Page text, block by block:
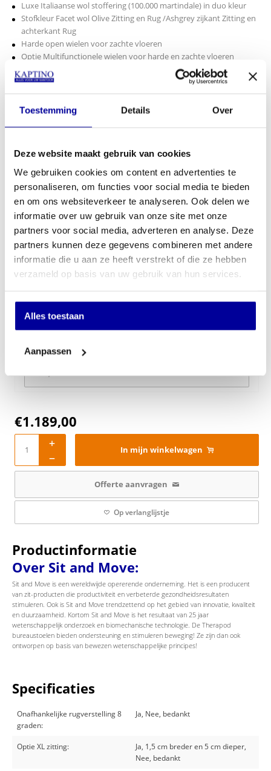
Toestemming Details Over
Deze website maakt gebruik van cookies
We gebruiken cookies om content en advertenties te
personaliseren, om functies voor social media te bieden
en om ons websiteverkeer te analyseren. Ook delen we
informatie over uw gebruik van onze site met onze
partners voor social media, adverteren en analyse. Deze
partners kunnen deze gegevens combineren met andere
informatie die u aan ze heeft verstrekt of die ze hebben
verzameld op basis van uw gebruik van hun services.
Alles toestaan
Aanpassen
Luxe Italiaanse wol stoffering (100.000 martindale) in duo kleur
Stofkleur Facet wol Olive Zitting en Rug /Ashgrey zijkant Zitting en
achterkant Rug
Harde open wielen voor zachte vloeren
Optie Multifunctionele wielen voor harde en zachte vloeren
Aluminium gepolijst onderstel
Optioneel mechaniek in combinatie met onafhankelijke
Tension met slingerverstelling en belastbaar tot 120 kg
Garantie en Service:
15 jaar Full Service garantie
50 jaar garantie op Therapod rugkap
€ 50,00 End of Life Circle vergoeding
Download gebruiksaanwijzing
Lees meer
Onafhankelijke rugverstelling 8 graden:
€1.189,00
In mijn winkelwagen
Offerte aanvragen
Op verlanglijstje
Productinformatie
Over Sit and Move:
Sit and Move is een wereldwijde opererende onderneming. Het is een producent
van zit-producten die productiviteit en verbeterde gezondheidsresultaten
stimuleren. Ook is Sit and Move trendzettend op het gebied van innovatie, kwaliteit
en duurzaamheid. Kortom Sit and Move is het resultaat van 25 jaar
wetenschappelijk onderzoek en biomechanische technologie. De Therapod
bureaustoelen bieden ondersteuning en stimuleren beweging! Ze zijn dan ook
ontworpen op basis van bewezen wetenschappelijke principes!
Specificaties
Onafhankelijke rugverstelling 8
graden:
Ja, Nee, bedankt
Optie XL zitting:
Ja, 1,5 cm breder en 5 cm dieper,
Nee, bedankt